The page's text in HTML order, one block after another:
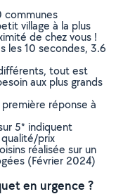
communes
village à la plus
de chez vous !
les 10 secondes, 3.6
tout est
aux plus grands
réponse à
5* indiquent
qualité/prix
réalisée sur un
(Février 2024)
en urgence ?